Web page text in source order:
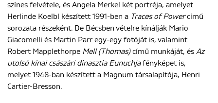
színes felvétele, és Angela Merkel két portréja, amelyet
Herlinde Koelbl készített 1991-ben a Traces of Powercímű
sorozata részeként. De Bécsben vételre kínálják Mario
Giacomelli és Martin Parr egy-egy fotóját is, valamint
Robert Mapplethorpe Mell (Thomas)című munkáját, és Az
utolsó kínai császári dinasztia Eunuchjafényképet is,
melyet 1948-ban készített a Magnum társalapítója, Henri
Cartier-Bresson.